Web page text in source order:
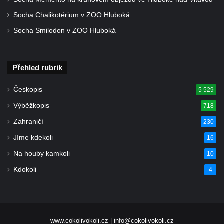
Petra a Pavla v Jeníkově
kostelem svatých Petra a Pavla v Jeníkově
Obrázek Ježíš jako Dobrý pastýř u studánky
Pod obrázkem na Kamenné cestě pod
Plešným
Olžin pád
schodišti ke kostelu Nanebevzetí Panny
Socha Chalikotérium v ZOO Hluboká
Socha Smilodon v ZOO Hluboká
Přehled rubrik
Českopis 5 529
Výběžkopis 718
Zahraničí 230
Jíme kdekoli 16
Na houby kamkoli 10
Kdokoli 4
www.cokolivokoli.cz info@cokolivokoli.cz